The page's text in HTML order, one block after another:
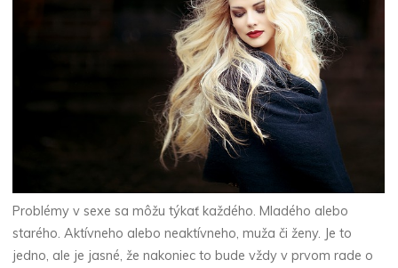
Problémy v sexe sa môžu týkať každého. Mladého alebo
starého. Aktívneho alebo neaktívneho, muža či ženy. Je to
jedno, ale je jasné, že nakoniec to bude vždy v prvom rade o